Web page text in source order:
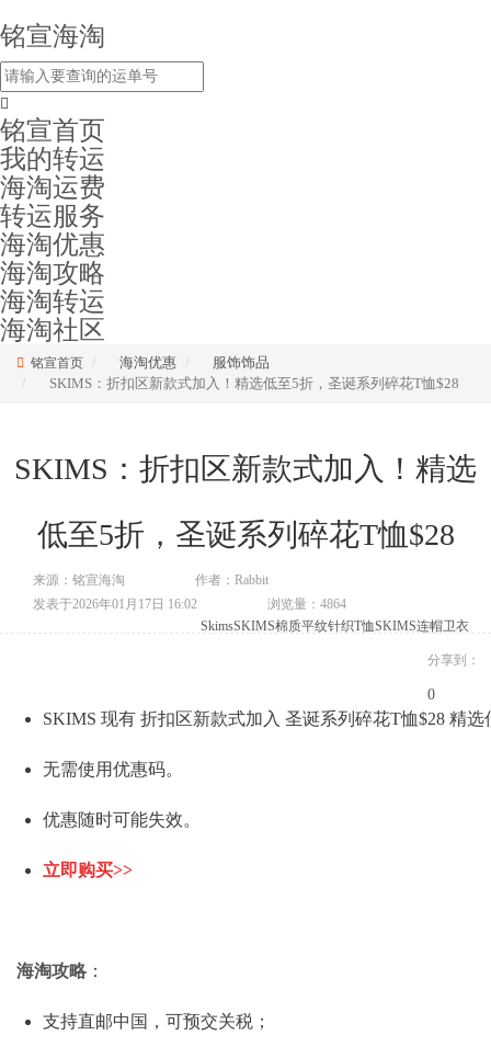
铭宣海淘
铭宣首页
我的转运
海淘运费
转运服务
海淘优惠
海淘攻略
海淘转运
海淘社区
铭宣首页 海淘优惠
服饰饰品
SKIMS：折扣区新款式加入！精选低至5折，圣诞系列碎花T恤$28
SKIMS：折扣区新款式加入！精选
低至5折，圣诞系列碎花T恤$28
来源：铭宣海淘
作者：Rabbit
发表于2026年01月17日 16:02
浏览量：4864
SkimsSKIMS棉质平纹针织T恤SKIMS连帽卫衣
分享到：
0
SKIMS 现有 折扣区新款式加入 圣诞系列碎花T恤$28 精选
无需使用优惠码。
优惠随时可能失效。
立即购买>>
海淘攻略 ：
支持直邮中国，可预交关税；